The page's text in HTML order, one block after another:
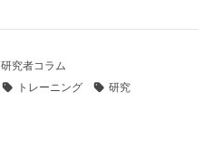
研究者コラム
トレーニング 研究